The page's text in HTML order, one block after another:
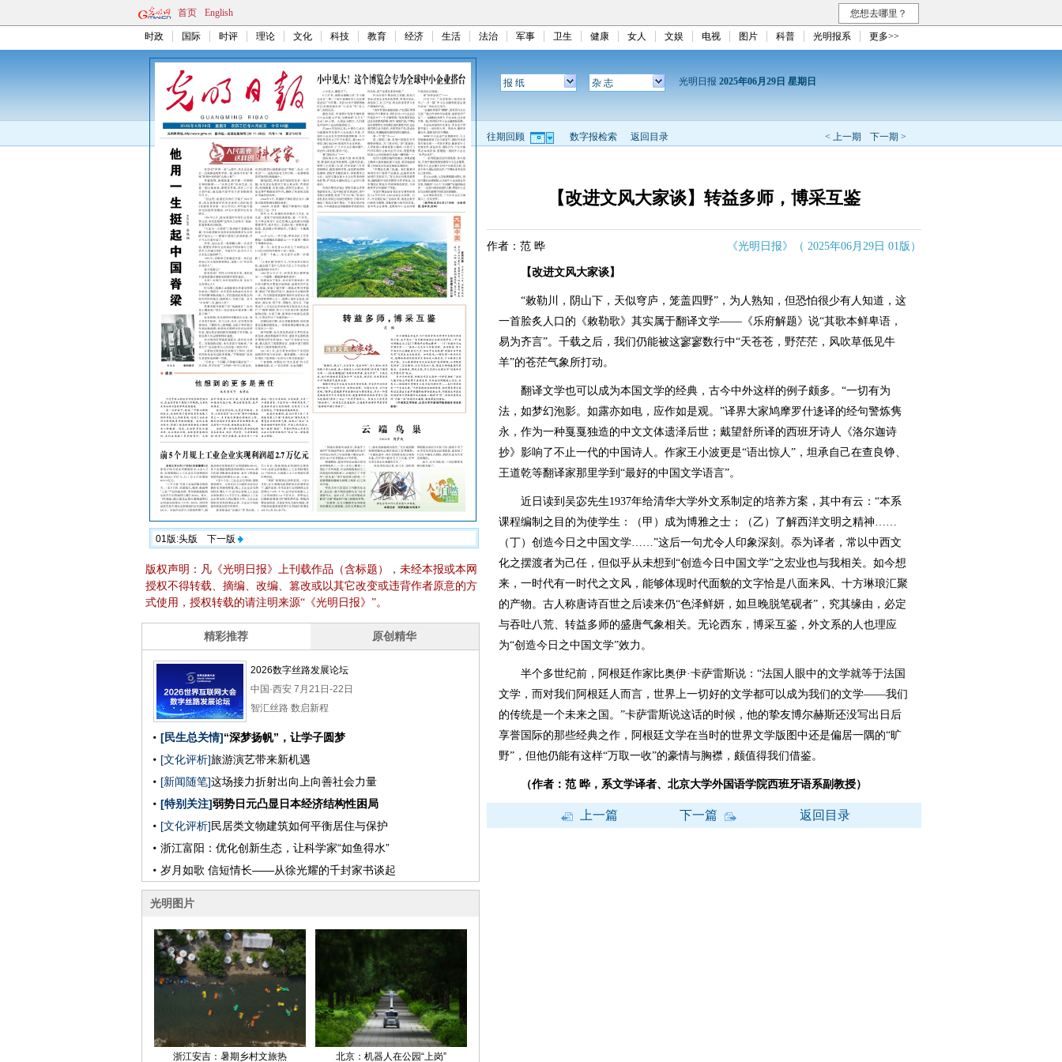
首页 English 您想去哪里？
时政 国际 时评 理论 文化 科技 教育 经济 生活 法治 军事 卫生 健康 女人 文娱 电视 图片 科普 光明报系 更多>>
01版:头版 下一版
版权声明：凡《光明日报》上刊载作品（含标题），未经本报或本网
授权不得转载、摘编、改编、篡改或以其它改变或违背作者原意的方
式使用，授权转载的请注明来源“《光明日报》”。
报 纸 杂 志 光明日报 2025年06月29日 星期日
< 上一期 下一期 >
往期回顾 数字报检索 返回目录
【改进文风大家谈】转益多师，博采互鉴
作者：范 晔 《光明日报》（ 2025年06月29日 01版）
【改进文风大家谈】
“敕勒川，阴山下，天似穹庐，笼盖四野”，为人熟知，但恐怕很少有人知道，这
一首脍炙人口的《敕勒歌》其实属于翻译文学——《乐府解题》说“其歌本鲜卑语，
易为齐言”。千载之后，我们仍能被这寥寥数行中“天苍苍，野茫茫，风吹草低见牛
羊”的苍茫气象所打动。
翻译文学也可以成为本国文学的经典，古今中外这样的例子颇多。“一切有为
法，如梦幻泡影。如露亦如电，应作如是观。”译界大家鸠摩罗什迻译的经句警炼隽
永，作为一种戛戛独造的中文文体遗泽后世；戴望舒所译的西班牙诗人《洛尔迦诗
抄》影响了不止一代的中国诗人。作家王小波更是“语出惊人”，坦承自己在查良铮、
王道乾等翻译家那里学到“最好的中国文学语言”。
近日读到吴宓先生1937年给清华大学外文系制定的培养方案，其中有云：“本系
课程编制之目的为使学生：（甲）成为博雅之士；（乙）了解西洋文明之精神……
（丁）创造今日之中国文学……”这后一句尤令人印象深刻。忝为译者，常以中西文
化之摆渡者为己任，但似乎从未想到“创造今日中国文学”之宏业也与我相关。如今想
来，一时代有一时代之文风，能够体现时代面貌的文字恰是八面来风、十方琳琅汇聚
的产物。古人称唐诗百世之后读来仍“色泽鲜妍，如旦晚脱笔砚者”，究其缘由，必定
与吞吐八荒、转益多师的盛唐气象相关。无论西东，博采互鉴，外文系的人也理应
为“创造今日之中国文学”效力。
半个多世纪前，阿根廷作家比奥伊·卡萨雷斯说：“法国人眼中的文学就等于法国
文学，而对我们阿根廷人而言，世界上一切好的文学都可以成为我们的文学——我们
的传统是一个未来之国。”卡萨雷斯说这话的时候，他的挚友博尔赫斯还没写出日后
享誉国际的那些经典之作，阿根廷文学在当时的世界文学版图中还是偏居一隅的“旷
野”，但他仍能有这样“万取一收”的豪情与胸襟，颇值得我们借鉴。
（作者：范 晔，系文学译者、北京大学外国语学院西班牙语系副教授）
上一篇 下一篇 返回目录